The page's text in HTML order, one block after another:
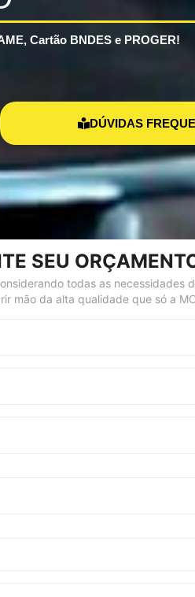
Cartão BNDES e PROGER!
DÚVIDAS
SEU
todas as necessidades
mão da alta qualidade que só a